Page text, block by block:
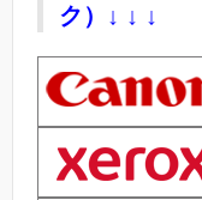
ク）↓ ↓ ↓